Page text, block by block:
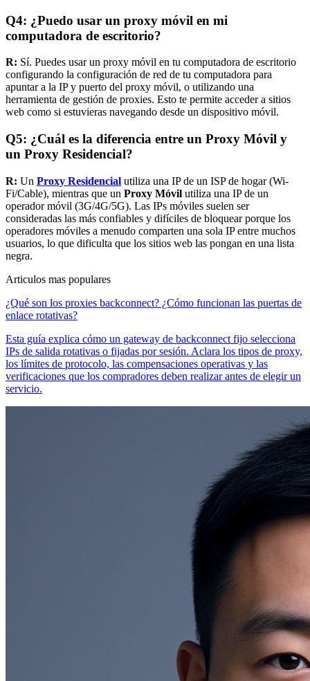
Q4: ¿Puedo usar un proxy móvil en mi
computadora de escritorio?
R: Sí. Puedes usar un proxy móvil en tu computadora de escritorio
configurando la configuración de red de tu computadora para
apuntar a la IP y puerto del proxy móvil, o utilizando una
herramienta de gestión de proxies. Esto te permite acceder a sitios
web como si estuvieras navegando desde un dispositivo móvil.
Q5: ¿Cuál es la diferencia entre un Proxy Móvil y
un Proxy Residencial?
R: Un Proxy Residencial utiliza una IP de un ISP de hogar (Wi-
Fi/Cable), mientras que un Proxy Móvil utiliza una IP de un
operador móvil (3G/4G/5G). Las IPs móviles suelen ser
consideradas las más confiables y difíciles de bloquear porque los
operadores móviles a menudo comparten una sola IP entre muchos
usuarios, lo que dificulta que los sitios web las pongan en una lista
negra.
Articulos mas populares
¿Qué son los proxies backconnect? ¿Cómo funcionan las puertas de
enlace rotativas?
Esta guía explica cómo un gateway de backconnect fijo selecciona
IPs de salida rotativas o fijadas por sesión. Aclara los tipos de proxy,
los límites de protocolo, las compensaciones operativas y las
verificaciones que los compradores deben realizar antes de elegir un
servicio.